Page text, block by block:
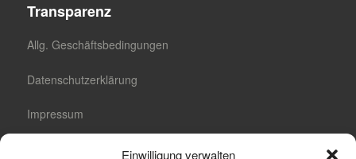
Einwilligung verwalten
Transparenz
Allg. Geschäftsbedingungen
Datenschutzerklärung
Impressum
Cookie-Richtlinie (EU)